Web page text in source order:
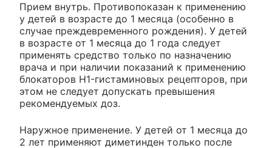
Прием внутрь. Противопоказан к применению
у детей в возрасте до 1 месяца (особенно в
случае преждевременного рождения). У детей
в возрасте от 1 месяца до 1 года следует
применять средство только по назначению
врача и при наличии показаний к применению
блокаторов H1-гистаминовых рецепторов, при
этом не следует допускать превышения
рекомендуемых доз.
Наружное применение. У детей от 1 месяца до
2 лет применяют диметинден только после